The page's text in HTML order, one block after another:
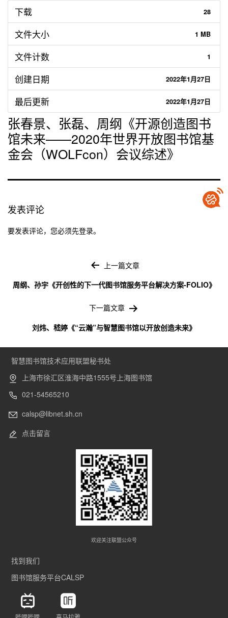
下载 28
文件大小 1 MB
文件计数 1
创建日期 2022年1月27日
最后更新 2022年1月27日
张春景、张磊、周纲《开源创造图书
馆未来——2020年世界开放图书馆基
金会（WOLFcon）会议综述》
发表评论
要发表评论，您必须先登录。
导
航
上一篇文章
周纲、孙宇《开创性的下一代图书馆服务平台解决方案-FOLIO》
下一篇文章
刘炜、嵇婷《“云瀚”与智慧图书馆以开放创造未来》
智慧图书馆技术应用联盟秘书处
上海市徐汇区淮海中路1555号上海图书馆
021-54565210
calsp@libnet.sh.cn
点击留言
欢迎关注联盟公众号
找到我们
图书馆服务平台CALSP